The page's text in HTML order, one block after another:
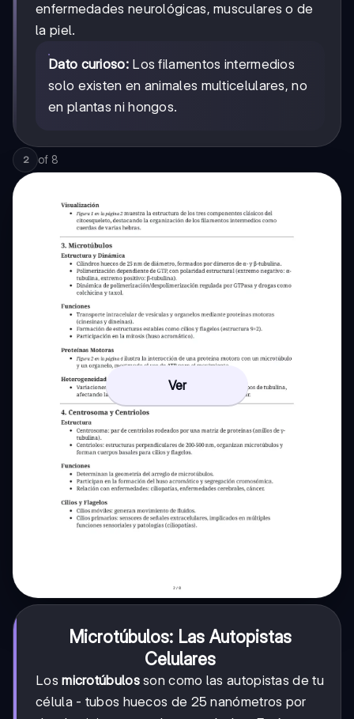
enfermedades neurológicas, musculares o de
la piel.
Dato curioso:Los filamentos intermedios
solo existen en animales multicelulares, no
en plantas ni hongos.
2 of 8
Ver
Microtúbulos: Las Autopistas
Celulares
Losmicrotúbulosson como las autopistas de tu
célula - tubos huecos de 25 nanómetros por